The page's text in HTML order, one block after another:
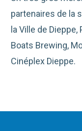
partenaires de la
la Ville de
Boats Brewing,
Cinéplex Dieppe.